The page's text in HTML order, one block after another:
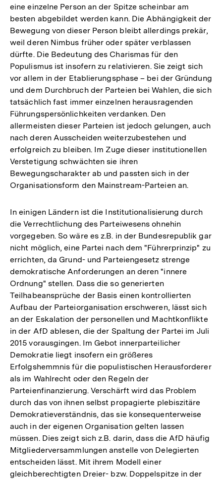
eine einzelne Person an der Spitze scheinbar am
besten abgebildet werden kann. Die Abhängigkeit der
Bewegung von dieser Person bleibt allerdings prekär,
weil deren Nimbus früher oder später verblassen
dürfte. Die Bedeutung des Charismas für den
Populismus ist insofern zu relativieren. Sie zeigt sich
vor allem in der Etablierungsphase – bei der Gründung
und dem Durchbruch der Parteien bei Wahlen, die sich
tatsächlich fast immer einzelnen herausragenden
Führungspersönlichkeiten verdanken. Den
allermeisten dieser Parteien ist jedoch gelungen, auch
nach deren Ausscheiden weiterzubestehen und
erfolgreich zu bleiben. Im Zuge dieser institutionellen
Verstetigung schwächten sie ihren
Bewegungscharakter ab und passten sich in der
Organisationsform den Mainstream-Parteien an.
In einigen Ländern ist die Institutionalisierung durch
die Verrechtlichung des Parteiwesens ohnehin
vorgegeben. So wäre es z.B. in der Bundesrepublik gar
nicht möglich, eine Partei nach dem "Führerprinzip" zu
errichten, da Grund- und Parteiengesetz strenge
demokratische Anforderungen an deren "innere
Ordnung" stellen. Dass die so generierten
Teilhabeansprüche der Basis einen kontrollierten
Aufbau der Parteiorganisation erschweren, lässt sich
an der Eskalation der personellen und Machtkonflikte
in der AfD ablesen, die der Spaltung der Partei im Juli
2015 vorausgingen. Im Gebot innerparteilicher
Demokratie liegt insofern ein größeres
Erfolgshemmnis für die populistischen Herausforderer
als im Wahlrecht oder den Regeln der
Parteienfinanzierung. Verschärft wird das Problem
durch das von ihnen selbst propagierte plebiszitäre
Demokratieverständnis, das sie konsequenterweise
auch in der eigenen Organisation gelten lassen
müssen. Dies zeigt sich z.B. darin, dass die AfD häufig
Mitgliederversammlungen anstelle von Delegierten
entscheiden lässt. Mit ihrem Modell einer
gleichberechtigten Dreier- bzw. Doppelspitze in der